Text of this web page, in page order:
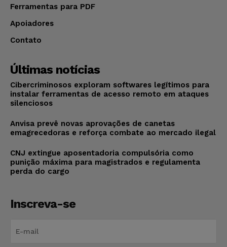
Ferramentas para PDF
Apoiadores
Contato
Últimas notícias
Cibercriminosos exploram softwares legítimos para
instalar ferramentas de acesso remoto em ataques
silenciosos
Anvisa prevê novas aprovações de canetas
emagrecedoras e reforça combate ao mercado ilegal
CNJ extingue aposentadoria compulsória como
punição máxima para magistrados e regulamenta
perda do cargo
Inscreva-se